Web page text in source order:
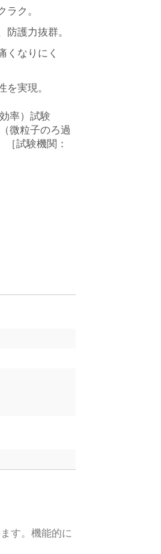
ク。
護力抜群。
くなりにく
実現。
率）試験
微粒子のろ過
試験機関：
す。 機能的に